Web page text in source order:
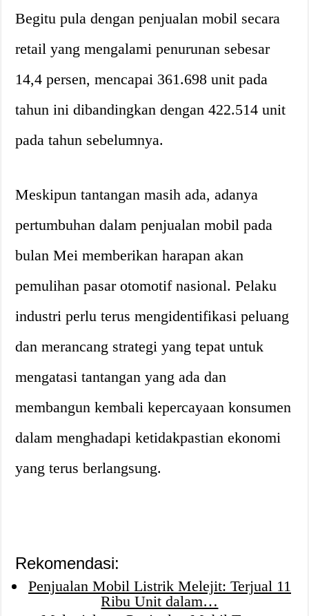
Begitu pula dengan penjualan mobil secara
retail yang mengalami penurunan sebesar
14,4 persen, mencapai 361.698 unit pada
tahun ini dibandingkan dengan 422.514 unit
pada tahun sebelumnya.
Meskipun tantangan masih ada, adanya
pertumbuhan dalam penjualan mobil pada
bulan Mei memberikan harapan akan
pemulihan pasar otomotif nasional. Pelaku
industri perlu terus mengidentifikasi peluang
dan merancang strategi yang tepat untuk
mengatasi tantangan yang ada dan
membangun kembali kepercayaan konsumen
dalam menghadapi ketidakpastian ekonomi
yang terus berlangsung.
Rekomendasi:
Penjualan Mobil Listrik Melejit: Terjual 11
Ribu Unit dalam…